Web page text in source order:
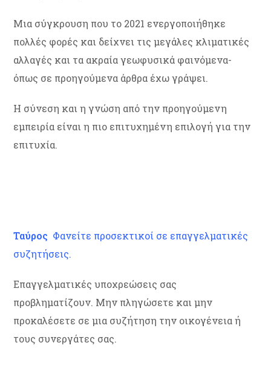
Μια σύγκρουση που το 2021 ενεργοποιήθηκε
πολλές φορές και δείχνει τις μεγάλες κλιματικές
αλλαγές και τα ακραία γεωφυσικά φαινόμενα-
όπως σε προηγούμενα άρθρα έχω γράψει.
Η σύνεση και η γνώση από την προηγούμενη
εμπειρία είναι η πιο επιτυχημένη επιλογή για την
επιτυχία.
Ταύρος Φανείτε προσεκτικοί σε επαγγελματικές
συζητήσεις.
Επαγγελματικές υποχρεώσεις σας
προβληματίζουν. Μην πληγώσετε και μην
προκαλέσετε σε μια συζήτηση την οικογένεια ή
τους συνεργάτες σας.